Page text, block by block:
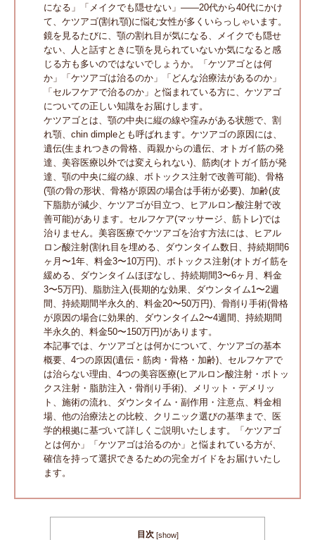
になる」「メイクでも隠せない」――20代から40代にかけ
て、ケツアゴ(割れ顎)に悩む女性が多くいらっしゃいます。
鏡を見るたびに、顎の割れ目が気になる、メイクでも隠せ
ない、人と話すときに顎を見られていないか気になると感
じる方も多いのではないでしょうか。「ケツアゴとは何
か」「ケツアゴは治るのか」「どんな治療法があるのか」
「セルフケアで治るのか」と悩まれている方に、ケツアゴ
についての正しい知識をお届けします。
ケツアゴとは、顎の中央に縦の線や窪みがある状態で、割
れ顎、chin dimpleとも呼ばれます。ケツアゴの原因には、
遺伝(生まれつきの骨格、両親からの遺伝、オトガイ筋の発
達、美容医療以外では変えられない)、筋肉(オトガイ筋が発
達、顎の中央に縦の線、ボトックス注射で改善可能)、骨格
(顎の骨の形状、骨格が原因の場合は手術が必要)、加齢(皮
下脂肪が減少、ケツアゴが目立つ、ヒアルロン酸注射で改
善可能)があります。セルフケア(マッサージ、筋トレ)では
治りません。美容医療でケツアゴを治す方法には、ヒアル
ロン酸注射(割れ目を埋める、ダウンタイム数日、持続期間6
ヶ月〜1年、料金3〜10万円)、ボトックス注射(オトガイ筋を
緩める、ダウンタイムほぼなし、持続期間3〜6ヶ月、料金
3〜5万円)、脂肪注入(長期的な効果、ダウンタイム1〜2週
間、持続期間半永久的、料金20〜50万円)、骨削り手術(骨格
が原因の場合に効果的、ダウンタイム2〜4週間、持続期間
半永久的、料金50〜150万円)があります。
本記事では、ケツアゴとは何かについて、ケツアゴの基本
概要、4つの原因(遺伝・筋肉・骨格・加齢)、セルフケアで
は治らない理由、4つの美容医療(ヒアルロン酸注射・ボトッ
クス注射・脂肪注入・骨削り手術)、メリット・デメリッ
ト、施術の流れ、ダウンタイム・副作用・注意点、料金相
場、他の治療法との比較、クリニック選びの基準まで、医
学的根拠に基づいて詳しくご説明いたします。「ケツアゴ
とは何か」「ケツアゴは治るのか」と悩まれている方が、
確信を持って選択できるための完全ガイドをお届けいたし
ます。
目次 [show]